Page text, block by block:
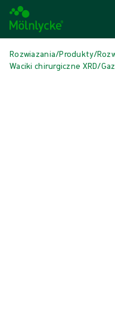
Rozwiazania/Produkty/
Waciki chirurgiczne XRD/